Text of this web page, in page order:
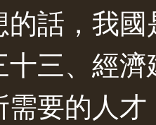
的話，我
三、經
要的人